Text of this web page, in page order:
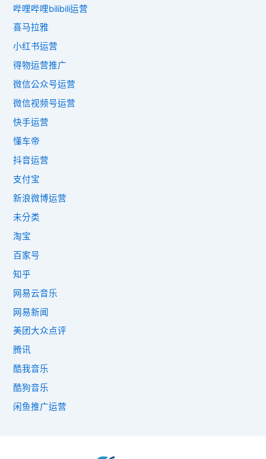
哔哩哔哩bilibili运营
喜马拉雅
小红书运营
得物运营推广
微信公众号运营
微信视频号运营
快手运营
懂车帝
抖音运营
支付宝
新浪微博运营
未分类
淘宝
百家号
知乎
网易云音乐
网易新闻
美团大众点评
腾讯
酷我音乐
酷狗音乐
闲鱼推广运营